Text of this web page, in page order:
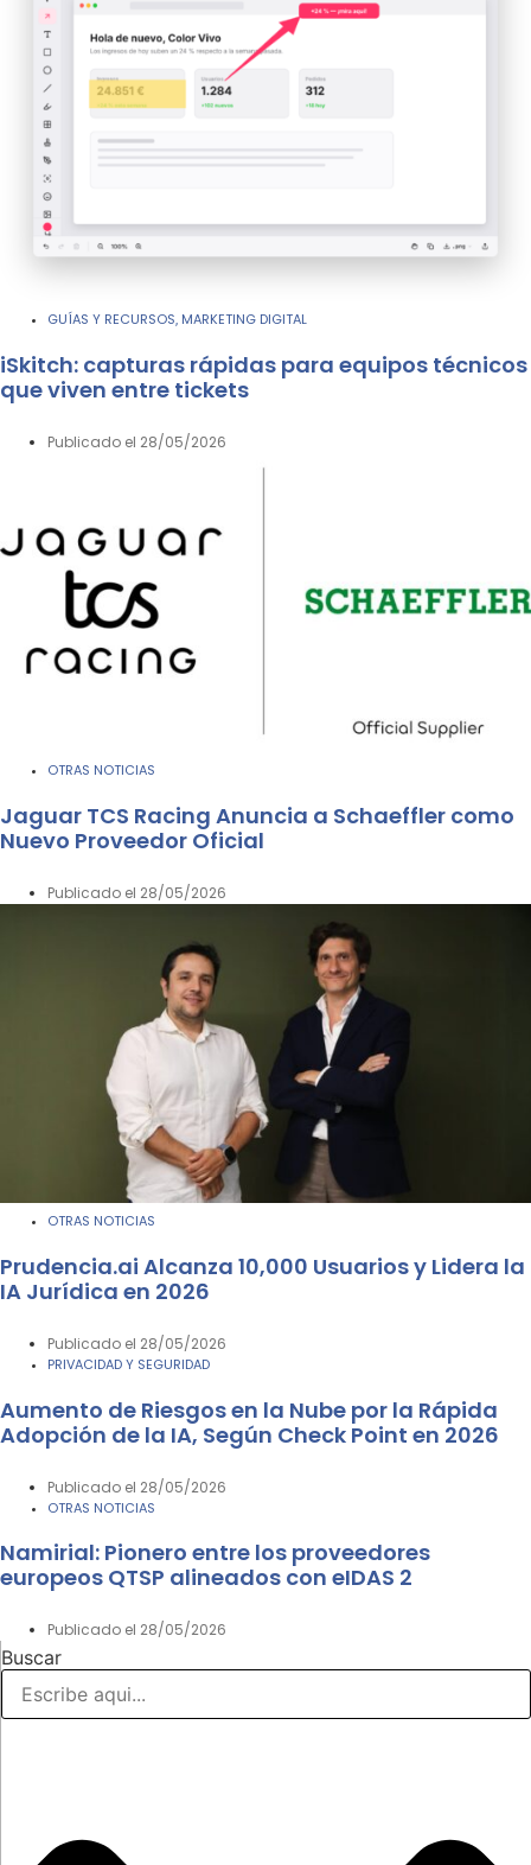
GUÍAS Y RECURSOS, MARKETING DIGITAL
iSkitch: capturas rápidas para equipos técnicos
que viven entre tickets
Publicado el 28/05/2026
OTRAS NOTICIAS
Jaguar TCS Racing Anuncia a Schaeffler como
Nuevo Proveedor Oficial
Publicado el 28/05/2026
OTRAS NOTICIAS
Prudencia.ai Alcanza 10,000 Usuarios y Lidera la
IA Jurídica en 2026
Publicado el 28/05/2026
PRIVACIDAD Y SEGURIDAD
Aumento de Riesgos en la Nube por la Rápida
Adopción de la IA, Según Check Point en 2026
Publicado el 28/05/2026
OTRAS NOTICIAS
Namirial: Pionero entre los proveedores
europeos QTSP alineados con eIDAS 2
Publicado el 28/05/2026
Buscar